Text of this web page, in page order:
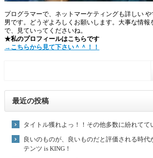
プログラマーで、ネットマーケティングも詳しい
男です。どうぞよろしくお願いします。大事な情報
で、見ていってくださいね。
★私のプロフィールはこちらです
→こちらから見て下さい＾＾！！
最近の投稿
タイトル獲れよっ！！その他多数に紛れてて
良いのものが、良いものだと評価される時代
テンツ is KING！